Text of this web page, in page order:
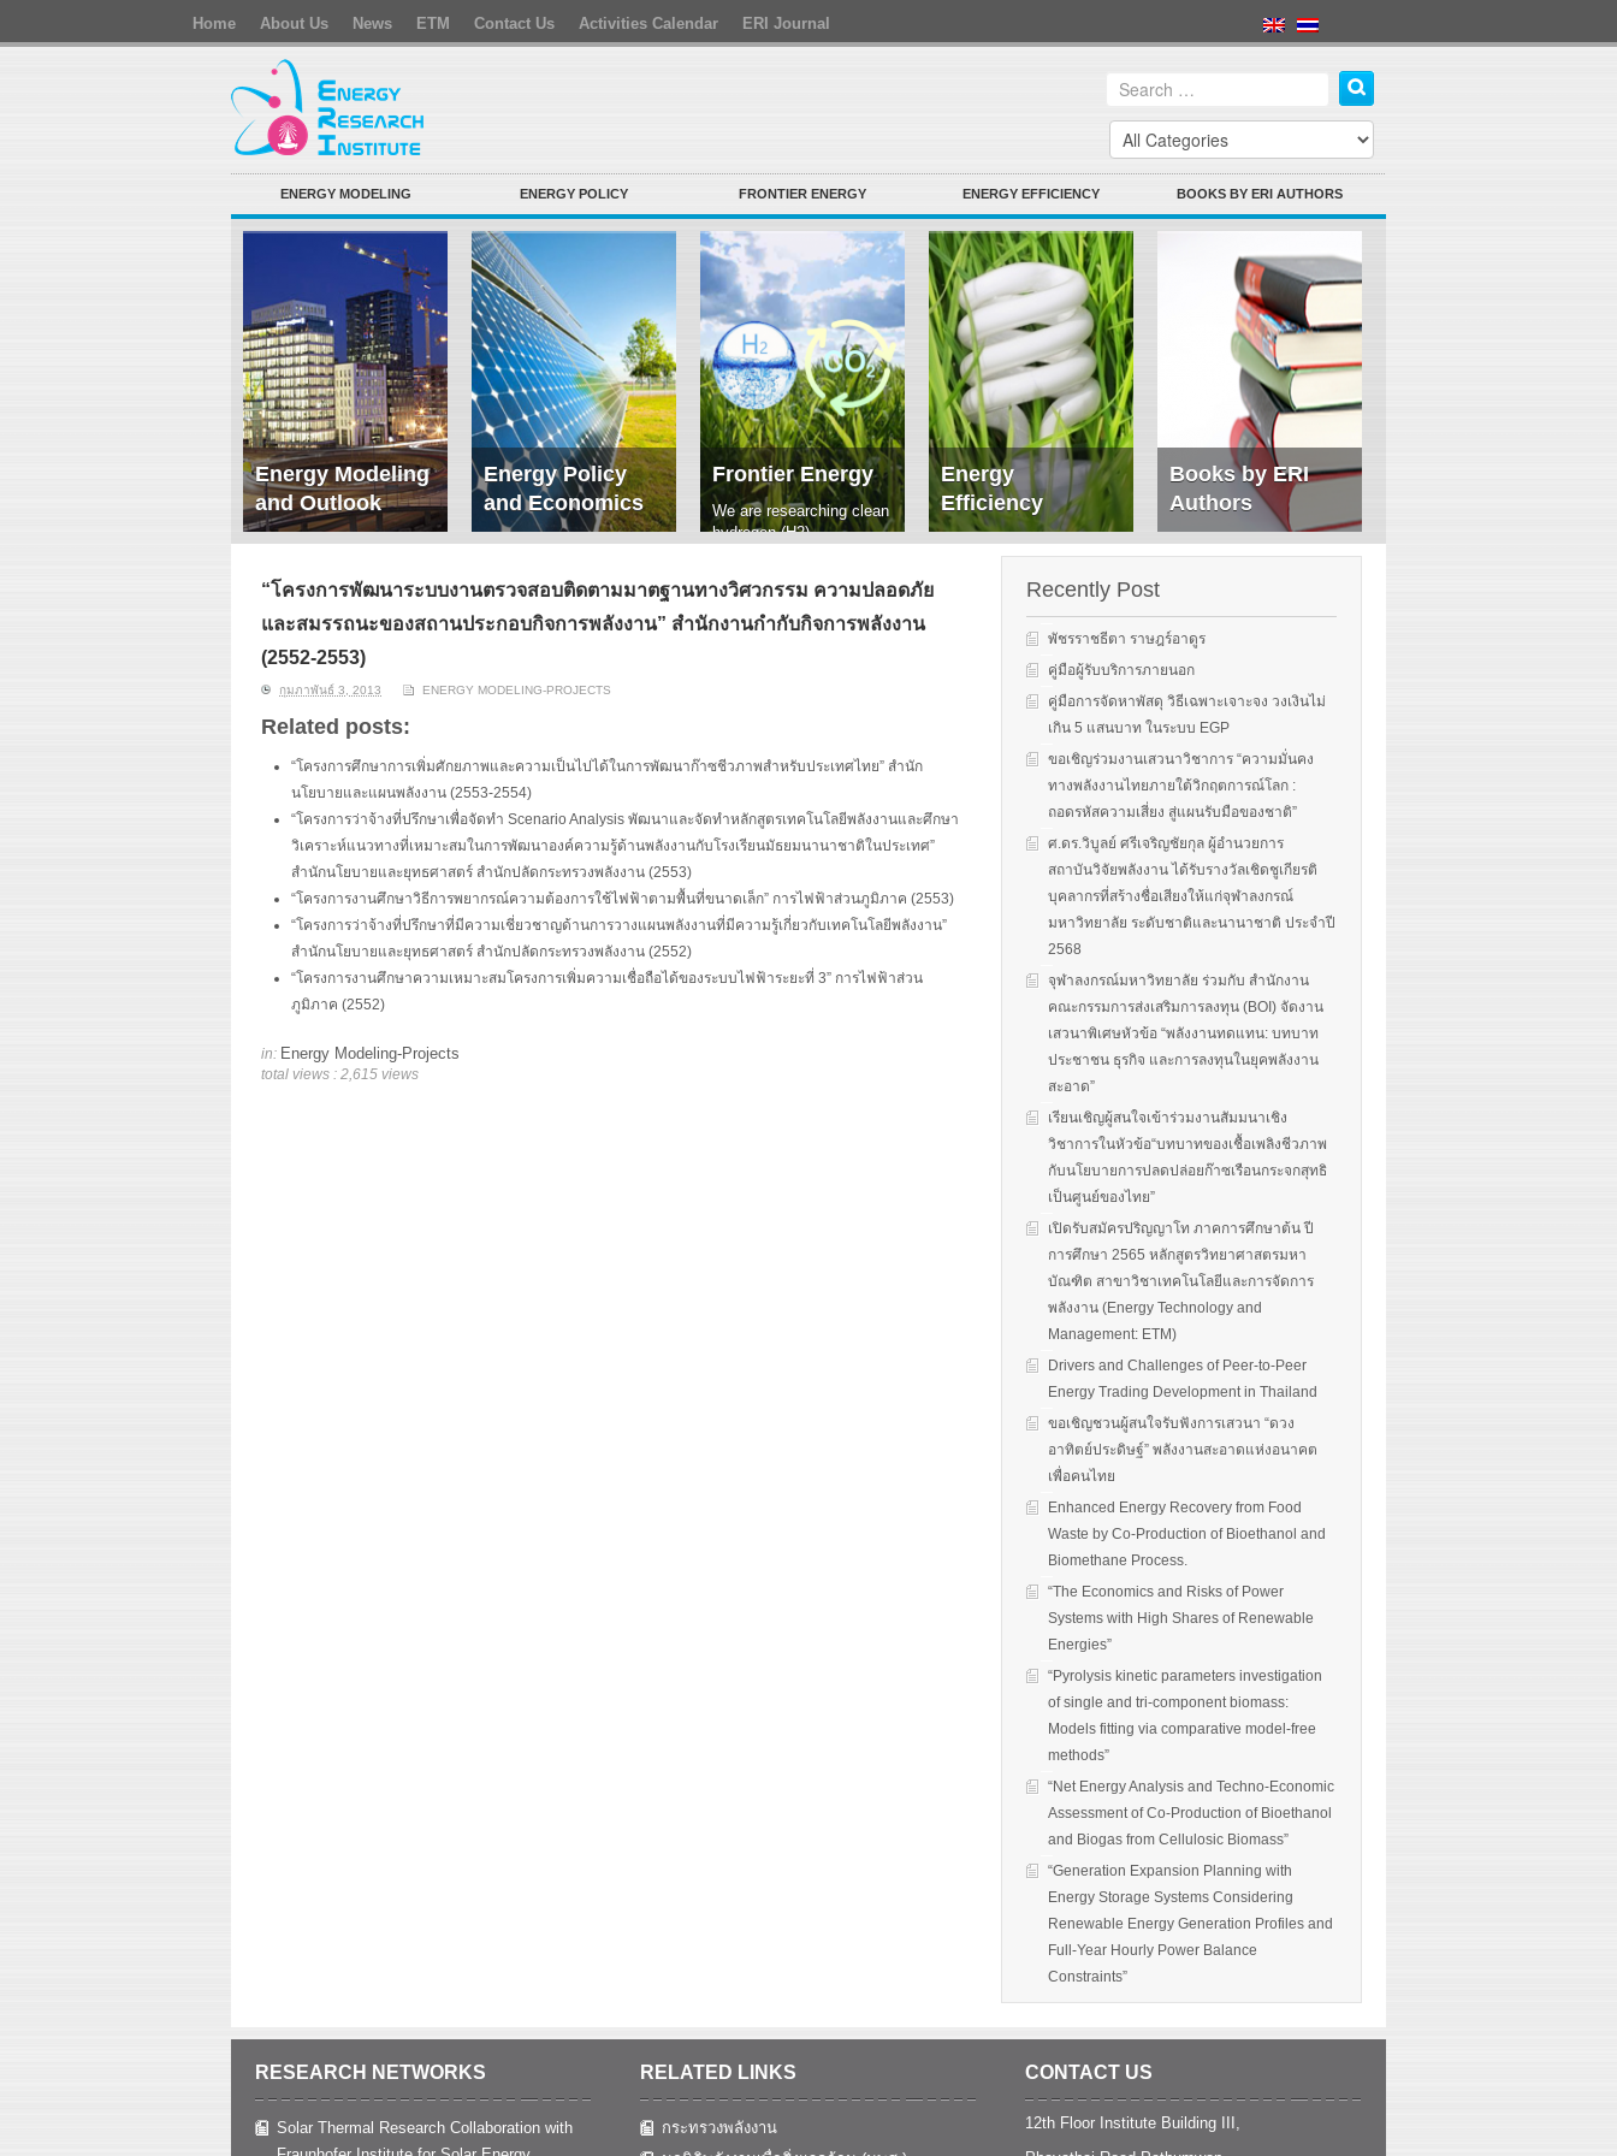
Home About Us News ETM Contact Us Activities Calendar ERI Journal
ENERGY MODELING ENERGY POLICY FRONTIER ENERGY ENERGY EFFICIENCY BOOKS BY ERI AUTHORS
Energy Modeling
and Outlook
ERI conducts rigorous
energy supply and
energy-consuming
sectors. Our analyses
have been used for …
Energy Policy
and Economics
We focus on solar
innovation, solar PV
policy. Two patent-
Frontier Energy
We are researching clean
hydrogen (H2)
technology for low carbon
energy. We have also
studied carbon dioxide …
Energy
Efficiency
We evaluate the
performance of energy-
efficient equipment and
programs and give advice
to governments on
Read More
Books by ERI
Authors
Sorry, this entry is only
available in English.
“โครงการพัฒนาระบบงานตรวจสอบติดตามมาตฐานทางวิศวกรรม ความปลอดภัย
และสมรรถนะของสถานประกอบกิจการพลังงาน” สำนักงานกำกับกิจการพลังงาน
(2552-2553)
กุมภาพันธ์ 3, 2013 ENERGY MODELING-PROJECTS
Related posts:
“โครงการศึกษาการเพิ่มศักยภาพและความเป็นไปได้ในการพัฒนาก๊าซชีวภาพสำหรับประเทศไทย” สำนัก
นโยบายและแผนพลังงาน (2553-2554)
“โครงการว่าจ้างที่ปรึกษาเพื่อจัดทำ Scenario Analysis พัฒนาและจัดทำหลักสูตรเทคโนโลยีพลังงานและศึกษา
วิเคราะห์แนวทางที่เหมาะสมในการพัฒนาองค์ความรู้ด้านพลังงานกับโรงเรียนมัธยมนานาชาติในประเทศ”
สำนักนโยบายและยุทธศาสตร์ สำนักปลัดกระทรวงพลังงาน (2553)
“โครงการงานศึกษาวิธีการพยากรณ์ความต้องการใช้ไฟฟ้าตามพื้นที่ขนาดเล็ก” การไฟฟ้าส่วนภูมิภาค (2553)
“โครงการว่าจ้างที่ปรึกษาที่มีความเชี่ยวชาญด้านการวางแผนพลังงานที่มีความรู้เกี่ยวกับเทคโนโลยีพลังงาน”
สำนักนโยบายและยุทธศาสตร์ สำนักปลัดกระทรวงพลังงาน (2552)
“โครงการงานศึกษาความเหมาะสมโครงการเพิ่มความเชื่อถือได้ของระบบไฟฟ้าระยะที่ 3” การไฟฟ้าส่วน
ภูมิภาค (2552)
in: Energy Modeling-Projects
total views : 2,615 views
Recently Post
พัชรราชธีตา ราษฎร์อาดูร
คู่มือผู้รับบริการภายนอก
คู่มือการจัดหาพัสดุ วิธีเฉพาะเจาะจง วงเงินไม่
เกิน 5 แสนบาท ในระบบ EGP
ขอเชิญร่วมงานเสวนาวิชาการ “ความมั่นคง
ทางพลังงานไทยภายใต้วิกฤตการณ์โลก :
ถอดรหัสความเสี่ยง สู่แผนรับมือของชาติ”
ศ.ดร.วิบูลย์ ศรีเจริญชัยกุล ผู้อำนวยการ
สถาบันวิจัยพลังงาน ได้รับรางวัลเชิดชูเกียรติ
บุคลากรที่สร้างชื่อเสียงให้แก่จุฬาลงกรณ์
มหาวิทยาลัย ระดับชาติและนานาชาติ ประจำปี
2568
จุฬาลงกรณ์มหาวิทยาลัย ร่วมกับ สำนักงาน
คณะกรรมการส่งเสริมการลงทุน (BOI) จัดงาน
เสวนาพิเศษหัวข้อ “พลังงานทดแทน: บทบาท
ประชาชน ธุรกิจ และการลงทุนในยุคพลังงาน
สะอาด”
เรียนเชิญผู้สนใจเข้าร่วมงานสัมมนาเชิง
วิชาการในหัวข้อ“บทบาทของเชื้อเพลิงชีวภาพ
กับนโยบายการปลดปล่อยก๊าซเรือนกระจกสุทธิ
เป็นศูนย์ของไทย”
เปิดรับสมัครปริญญาโท ภาคการศึกษาต้น ปี
การศึกษา 2565 หลักสูตรวิทยาศาสตรมหา
บัณฑิต สาขาวิชาเทคโนโลยีและการจัดการ
พลังงาน (Energy Technology and
Management: ETM)
Drivers and Challenges of Peer-to-Peer
Energy Trading Development in Thailand
ขอเชิญชวนผู้สนใจรับฟังการเสวนา “ดวง
อาทิตย์ประดิษฐ์” พลังงานสะอาดแห่งอนาคต
เพื่อคนไทย
Enhanced Energy Recovery from Food
Waste by Co-Production of Bioethanol and
Biomethane Process.
“The Economics and Risks of Power
Systems with High Shares of Renewable
Energies”
“Pyrolysis kinetic parameters investigation
of single and tri-component biomass:
Models fitting via comparative model-free
methods”
“Net Energy Analysis and Techno-Economic
Assessment of Co-Production of Bioethanol
and Biogas from Cellulosic Biomass”
“Generation Expansion Planning with
Energy Storage Systems Considering
Renewable Energy Generation Profiles and
Full-Year Hourly Power Balance
Constraints”
RESEARCH NETWORKS
Solar Thermal Research Collaboration with
RELATED LINKS
กระทรวงพลังงาน
CONTACT US
12th Floor Institute Building III,